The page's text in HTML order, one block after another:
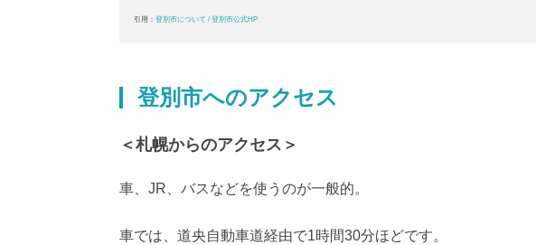
引用： 登別市について / 登別市公式HP
登別市へのアクセス
＜札幌からのアクセス＞
車、JR、バスなどを使うのが一般的。
車では、道央自動車道経由で1時間30分ほどです。